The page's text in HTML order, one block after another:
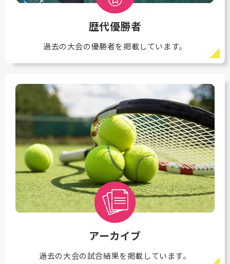
歴代優勝者
過去の大会の優勝者を掲載しています。
アーカイブ
過去の大会の試合結果を掲載しています。